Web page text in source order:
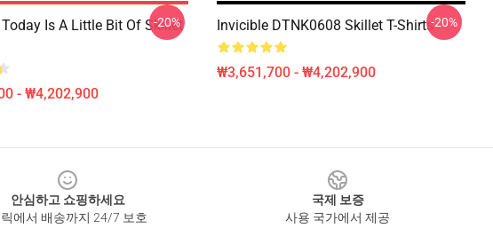
Is A Little Bit Of Skillet
- ₩4,202,900
-20% Invicible DTNK0608 Skillet T-Shirts
₩3,651,700 - ₩4,202,900
-20%
안심하고 쇼핑하세요
에서 배송까지 24/7 보호
국제 보증
사용 국가에서 제공